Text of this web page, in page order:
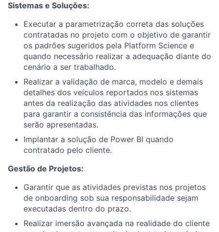
Sistemas e Soluções:
Executar a parametrização correta das soluções
contratadas no projeto com o objetivo de garantir
os padrões sugeridos pela Platform Science e
quando necessário realizar a adequação diante do
cenário a ser trabalhado.
Realizar a validação de marca, modelo e demais
detalhes dos veículos reportados nos sistemas
antes da realização das atividades nos clientes
para garantir a consistência das informações que
serão apresentadas.
Implantar a solução de Power BI quando
contratado pelo cliente.
Gestão de Projetos:
Garantir que as atividades previstas nos projetos
de onboarding sob sua responsabilidade sejam
executadas dentro do prazo.
Realizar imersão avançada na realidade do cliente